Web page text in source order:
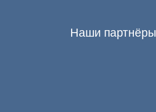
Наши партнёры